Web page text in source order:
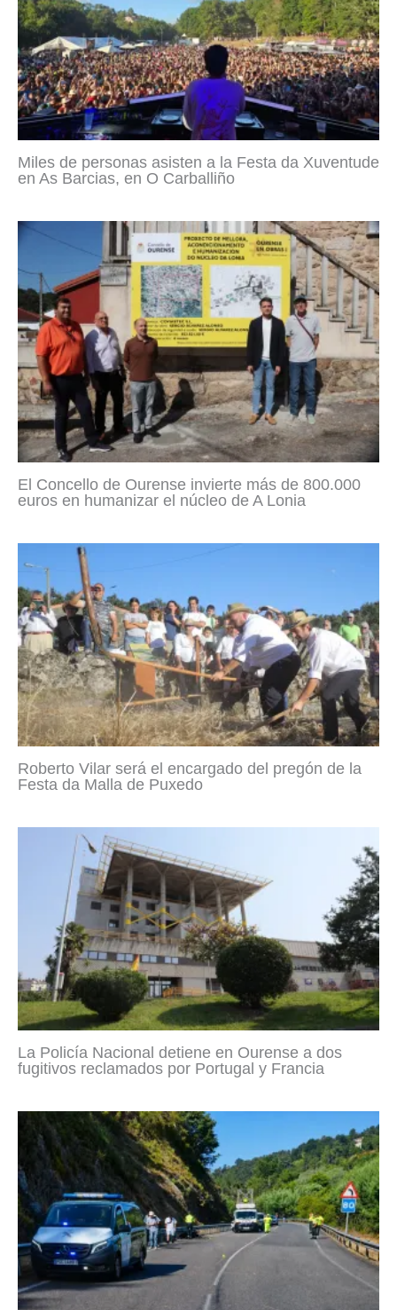
Miles de personas asisten a la Festa da Xuventude
en As Barcias, en O Carballiño
El Concello de Ourense invierte más de 800.000
euros en humanizar el núcleo de A Lonia
Roberto Vilar será el encargado del pregón de la
Festa da Malla de Puxedo
La Policía Nacional detiene en Ourense a dos
fugitivos reclamados por Portugal y Francia